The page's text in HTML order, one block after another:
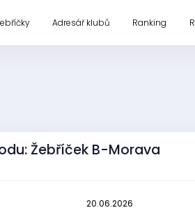
Adresář klubů Ranking
Žebříček B-Morava
20.06.2026